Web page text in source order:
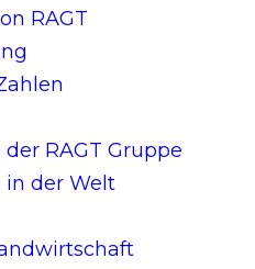
RAGT
RAGT Gruppe
in der Welt